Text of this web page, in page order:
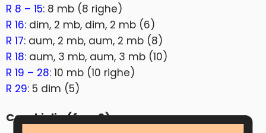
R 8 – 15: 8 mb (8 righe)
R 16: dim, 2 mb, dim, 2 mb (6)
R 17: aum, 2 mb, aum, 2 mb (8)
R 18: aum, 3 mb, aum, 3 mb (10)
R 19 – 28: 10 mb (10 righe)
R 29: 5 dim (5)
Conchiglia (fare 2)